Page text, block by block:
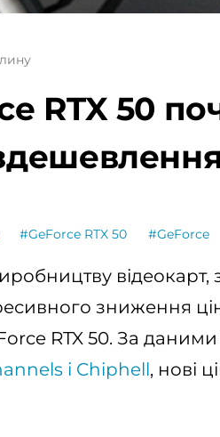
RTX 50
#GeForce RTX 50 #GeForce
відеокарт,
зниження
RTX 50. За даними
і Chiphell, нові